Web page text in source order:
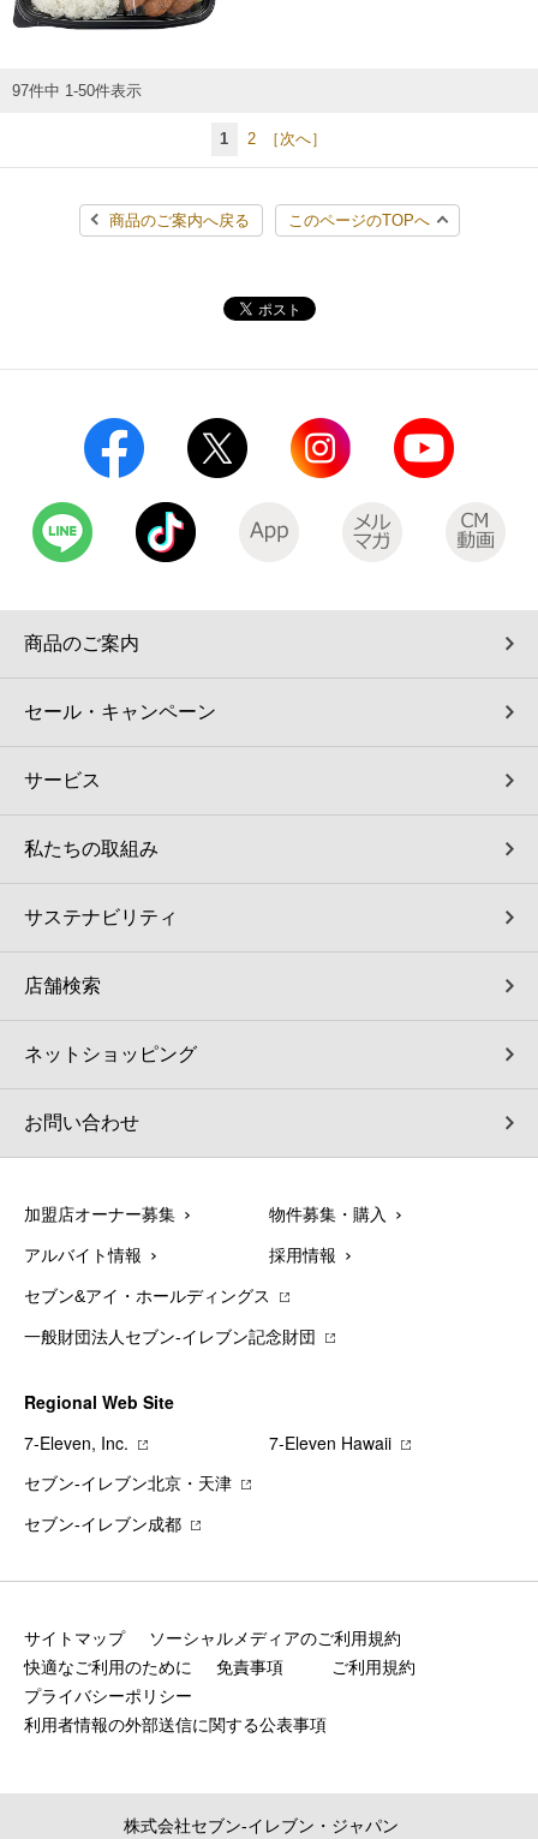
97件中 1-50件表示
1 2 ［次へ］
商品のご案内へ戻る このページのTOPへ
商品のご案内
セール・キャンペーン
サービス
私たちの取組み
サステナビリティ
店舗検索
ネットショッピング
お問い合わせ
加盟店オーナー募集 物件募集・購入
アルバイト情報 採用情報
セブン&アイ・ホールディングス
一般財団法人セブン-イレブン記念財団
Regional Web Site
7‐Eleven, Inc.
7‐Eleven Hawaii
セブン‐イレブン北京・天津
セブン‐イレブン成都
サイトマップ
ソーシャルメディアのご利用規約
快適なご利用のために
免責事項
ご利用規約
プライバシーポリシー
利用者情報の外部送信に関する公表事項
株式会社セブン‐イレブン・ジャパン